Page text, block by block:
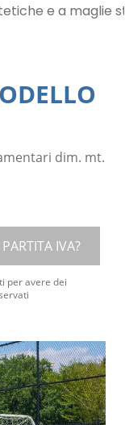
e a maglie
dim. mt.
IVA?
per avere dei